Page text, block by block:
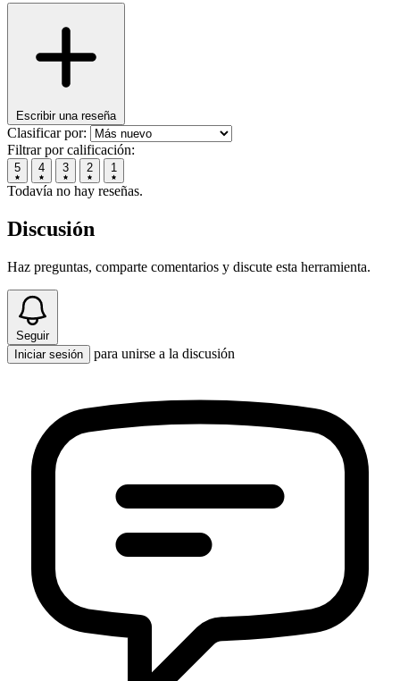
Escribir una reseña
Clasificar por:
Filtrar por calificación:
5 4 3 2 1
Todavía no hay reseñas.
Discusión
Haz preguntas, comparte comentarios y discute esta herramienta.
Seguir
Iniciar sesión
para unirse a la discusión